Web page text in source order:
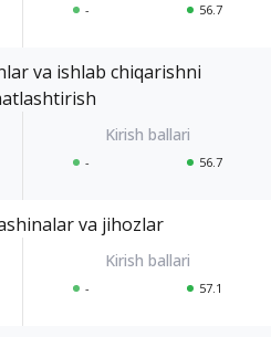
- 56.7
va ishlab chiqarishni
- 56.7
va jihozlar
- 57.1